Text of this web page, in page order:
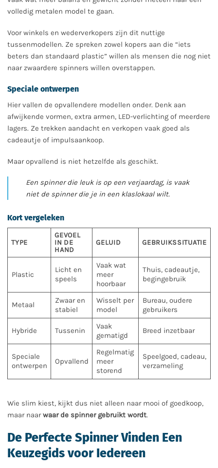
volledig metalen model te gaan.
Voor winkels en wederverkopers zijn dit nuttige
tussenmodellen. Ze spreken zowel kopers aan die “iets
beters dan standaard plastic” willen als mensen die nog niet
naar zwaardere spinners willen overstappen.
Speciale ontwerpen
Hier vallen de opvallendere modellen onder. Denk aan
afwijkende vormen, extra armen, LED-verlichting of meerdere
lagers. Ze trekken aandacht en verkopen vaak goed als
cadeautje of impulsaankoop.
Maar opvallend is niet hetzelfde als geschikt.
Een spinner die leuk is op een verjaardag, is vaak
niet de spinner die je in een klaslokaal wilt.
Kort vergeleken
TYPE
GEVOEL
IN DE
HAND
GELUID GEBRUIKSSITUATIE
Plastic
Licht en
speels
Vaak wat
meer
hoorbaar
Thuis, cadeautje,
begingebruik
Metaal
Zwaar en
stabiel
Wisselt per
model
Bureau, oudere
gebruikers
Hybride Tussenin
Vaak
gematigd
Breed inzetbaar
Speciale
ontwerpen
Opvallend
Regelmatig
meer
storend
Speelgoed, cadeau,
verzameling
Wie slim kiest, kijkt dus niet alleen naar mooi of goedkoop,
maar naarwaar de spinner gebruikt wordt.
De Perfecte Spinner Vinden Een
Keuzegids voor Iedereen